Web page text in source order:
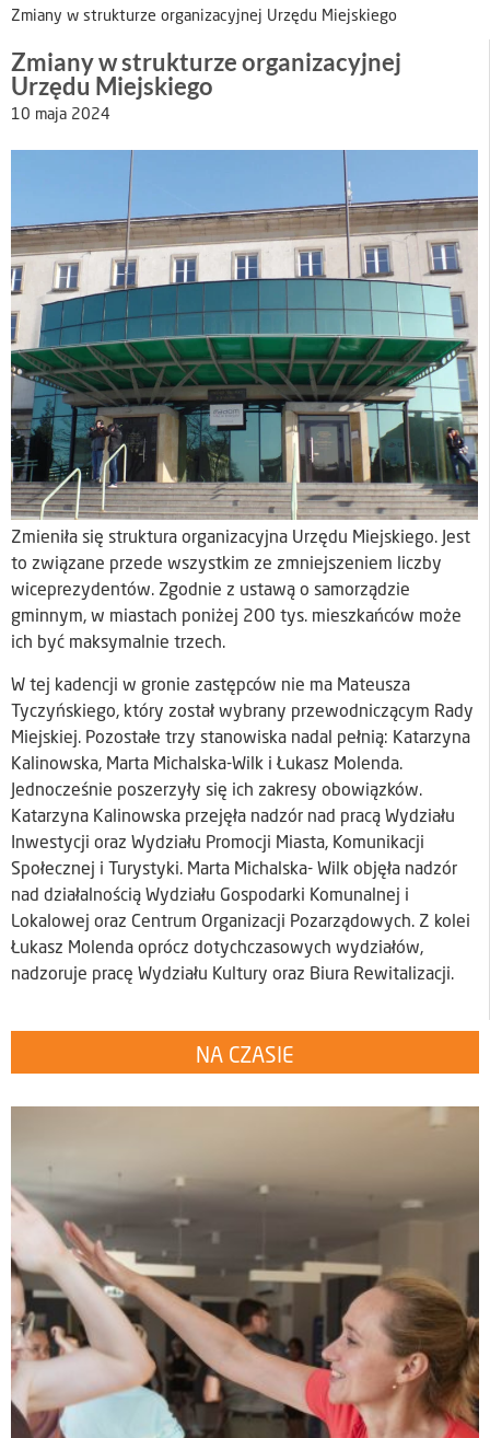
Zmiany w strukturze organizacyjnej Urzędu Miejskiego
Zmiany w strukturze organizacyjnej
Urzędu Miejskiego
10 maja 2024
Zmieniła się struktura organizacyjna Urzędu Miejskiego. Jest
to związane przede wszystkim ze zmniejszeniem liczby
wiceprezydentów. Zgodnie z ustawą o samorządzie
gminnym, w miastach poniżej 200 tys. mieszkańców może
ich być maksymalnie trzech.
W tej kadencji w gronie zastępców nie ma Mateusza
Tyczyńskiego, który został wybrany przewodniczącym Rady
Miejskiej. Pozostałe trzy stanowiska nadal pełnią: Katarzyna
Kalinowska, Marta Michalska-Wilk i Łukasz Molenda.
Jednocześnie poszerzyły się ich zakresy obowiązków.
Katarzyna Kalinowska przejęła nadzór nad pracą Wydziału
Inwestycji oraz Wydziału Promocji Miasta, Komunikacji
Społecznej i Turystyki. Marta Michalska- Wilk objęła nadzór
nad działalnością Wydziału Gospodarki Komunalnej i
Lokalowej oraz Centrum Organizacji Pozarządowych. Z kolei
Łukasz Molenda oprócz dotychczasowych wydziałów,
nadzoruje pracę Wydziału Kultury oraz Biura Rewitalizacji.
NA CZASIE